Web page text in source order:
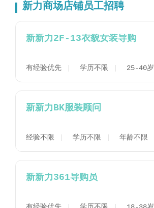
新力商场店铺员工招聘
新新力2F-13衣貌女装导购
有经验优先 学历不限 25-40岁
新新力BK服装顾问
经验不限 学历不限 年龄不限
新新力361导购员